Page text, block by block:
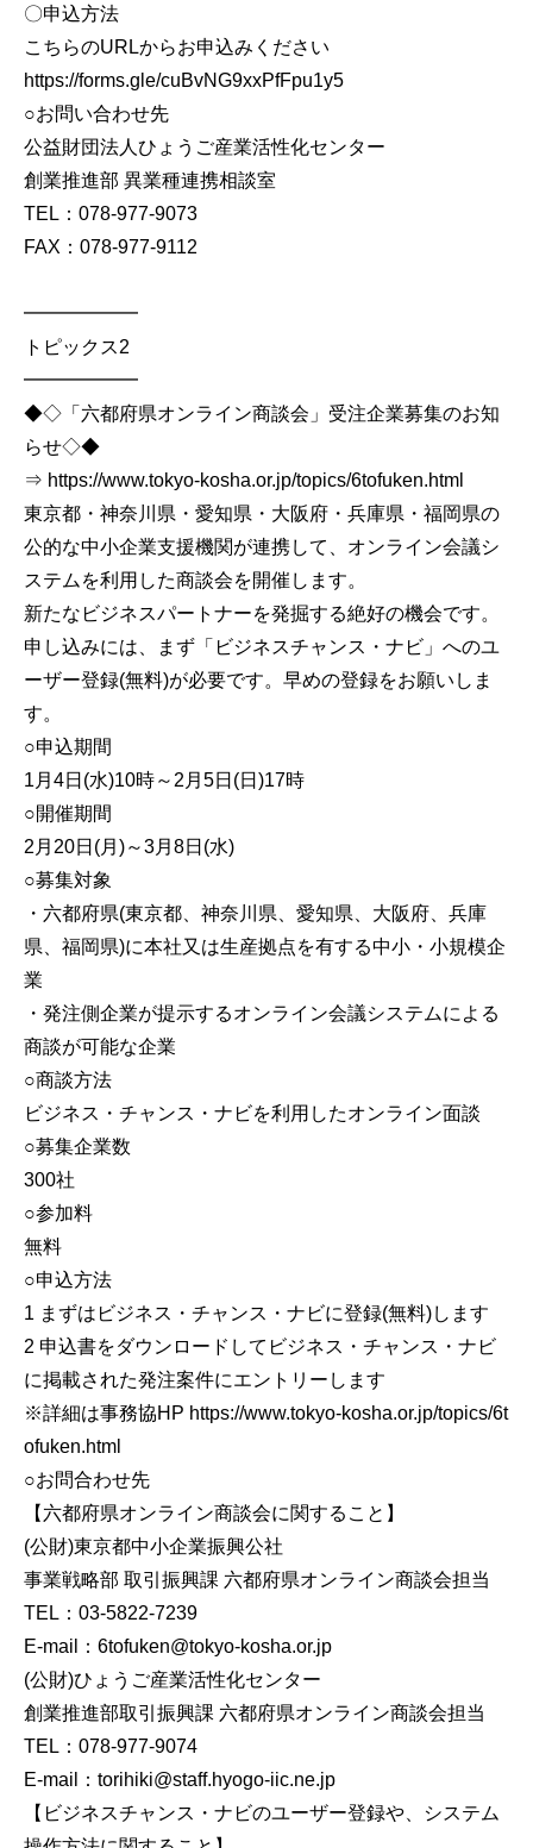
〇申込方法
こちらのURLからお申込みください
https://forms.gle/cuBvNG9xxPfFpu1y5
○お問い合わせ先
公益財団法人ひょうご産業活性化センター
創業推進部 異業種連携相談室
TEL：078-977-9073
FAX：078-977-9112
━━━━━━
トピックス2
━━━━━━
◆◇「六都府県オンライン商談会」受注企業募集のお知
らせ◇◆
⇒ https://www.tokyo-kosha.or.jp/topics/6tofuken.html
東京都・神奈川県・愛知県・大阪府・兵庫県・福岡県の
公的な中小企業支援機関が連携して、オンライン会議シ
ステムを利用した商談会を開催します。
新たなビジネスパートナーを発掘する絶好の機会です。
申し込みには、まず「ビジネスチャンス・ナビ」へのユ
ーザー登録(無料)が必要です。早めの登録をお願いしま
す。
○申込期間
1月4日(水)10時～2月5日(日)17時
○開催期間
2月20日(月)～3月8日(水)
○募集対象
・六都府県(東京都、神奈川県、愛知県、大阪府、兵庫
県、福岡県)に本社又は生産拠点を有する中小・小規模企
業
・発注側企業が提示するオンライン会議システムによる
商談が可能な企業
○商談方法
ビジネス・チャンス・ナビを利用したオンライン面談
○募集企業数
300社
○参加料
無料
○申込方法
1 まずはビジネス・チャンス・ナビに登録(無料)します
2 申込書をダウンロードしてビジネス・チャンス・ナビ
に掲載された発注案件にエントリーします
※詳細は事務協HP https://www.tokyo-kosha.or.jp/topics/6t
ofuken.html
○お問合わせ先
【六都府県オンライン商談会に関すること】
(公財)東京都中小企業振興公社
事業戦略部 取引振興課 六都府県オンライン商談会担当
TEL：03-5822-7239
E-mail：6tofuken@tokyo-kosha.or.jp
(公財)ひょうご産業活性化センター
創業推進部取引振興課 六都府県オンライン商談会担当
TEL：078-977-9074
E-mail：torihiki@staff.hyogo-iic.ne.jp
【ビジネスチャンス・ナビのユーザー登録や、システム